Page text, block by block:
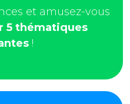
et amusez-vous
5 thématiques
!